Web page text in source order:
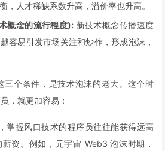
，人才稀缺系数升高，溢价率也升高。
概念的流行程度): 新技术概念传播速度
容易引发市场关注和炒作，形成泡沫，
三个条件，是技术泡沫的老大。这个时
，就更加容易：
掌握风口技术的程序员往往能获得远高
资。例如，元宇宙 Web3 泡沫时期，